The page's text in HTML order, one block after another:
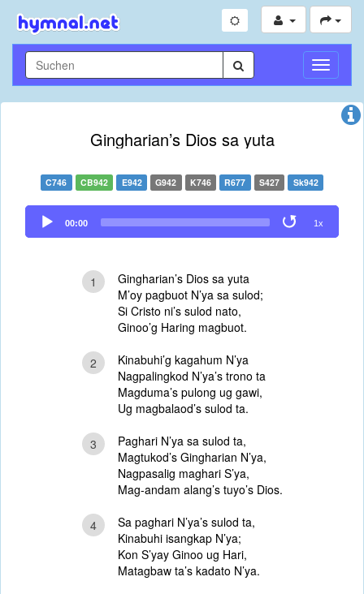
Gingharian’s Dios sa yuta
C746 CB942 E942 G942 K746 R677 S427 Sk942
Audio
Player
00:00 1x
1
Gingharian’s Dios sa yuta
M’oy pagbuot N’ya sa sulod;
Si Cristo ni’s sulod nato,
Ginoo’g Haring magbuot.
2
Kinabuhi’g kagahum N’ya
Nagpalingkod N’ya’s trono ta
Magduma’s pulong ug gawi,
Ug magbalaod’s sulod ta.
3
Paghari N’ya sa sulod ta,
Magtukod’s Gingharian N’ya,
Nagpasalig maghari S’ya,
Mag-andam alang’s tuyo’s Dios.
4
Sa paghari N’ya’s sulod ta,
Kinabuhi isangkap N’ya;
Kon S’yay Ginoo ug Hari,
Matagbaw ta’s kadato N’ya.